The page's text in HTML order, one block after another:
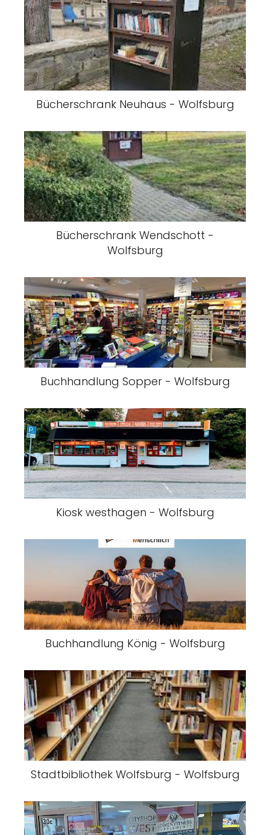
Bücherschrank Neuhaus - Wolfsburg
Bücherschrank Wendschott -
Wolfsburg
Buchhandlung Sopper - Wolfsburg
Kiosk westhagen - Wolfsburg
Buchhandlung König - Wolfsburg
Stadtbibliothek Wolfsburg - Wolfsburg